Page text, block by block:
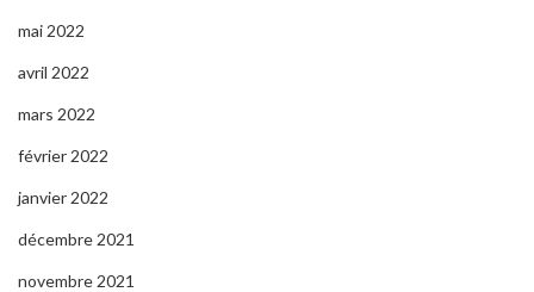
mai 2022
avril 2022
mars 2022
février 2022
janvier 2022
décembre 2021
novembre 2021